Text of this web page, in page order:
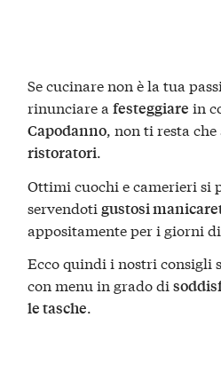
Se cucinare non è la tua
rinunciare afesteggiare in
Capodanno, non ti resta
ristoratori.
Ottimi cuochi e camerieri si
servendoti gustosi
appositamente per i giorni di
Ecco quindi i nostri consigli
con menu in grado di
le tasche.